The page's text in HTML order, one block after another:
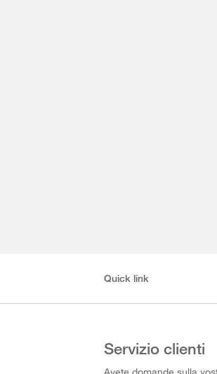
Quick link
Servizio clienti